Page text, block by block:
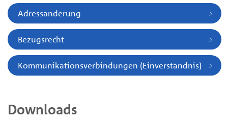
Adressänderung
Bezugsrecht
Kommunikationsverbindungen (Einverständnis)
Downloads